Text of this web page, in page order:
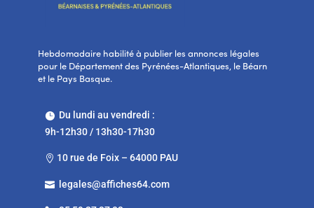
Hebdomadaire habilité à publier les annonces légales
pour le Département des Pyrénées-Atlantiques, le Béarn
et le Pays Basque.
Du lundi au vendredi :
9h-12h30 / 13h30-17h30
 10 rue de Foix – 64000 PAU
 legales@affiches64.com